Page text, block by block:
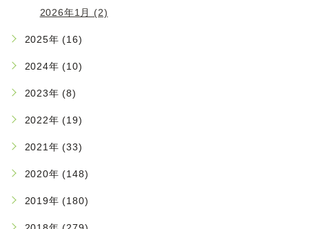
2026年1月 (2)
2025年 (16)
2024年 (10)
2023年 (8)
2022年 (19)
2021年 (33)
2020年 (148)
2019年 (180)